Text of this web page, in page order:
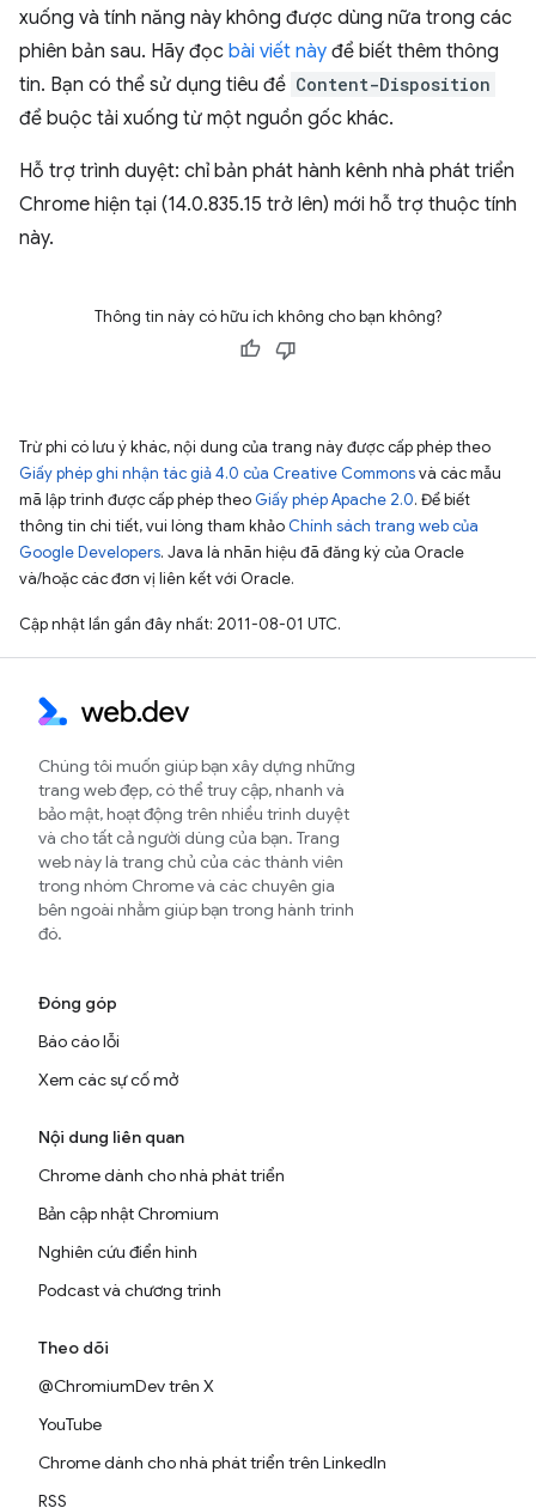
xuống và tính năng này không được dùng nữa trong các
phiên bản sau. Hãy đọc bài viết này để biết thêm thông
tin. Bạn có thể sử dụng tiêu đề Content-Disposition
để buộc tải xuống từ một nguồn gốc khác.
Hỗ trợ trình duyệt: chỉ bản phát hành kênh nhà phát triển
Chrome hiện tại (14.0.835.15 trở lên) mới hỗ trợ thuộc tính
này.
Thông tin này có hữu ích không cho bạn không?
Trừ phi có lưu ý khác, nội dung của trang này được cấp phép theo
Giấy phép ghi nhận tác giả 4.0 của Creative Commonsvà các mẫu
mã lập trình được cấp phép theo Giấy phép Apache 2.0. Để biết
thông tin chi tiết, vui lòng tham khảo Chính sách trang web của
Google Developers. Java là nhãn hiệu đã đăng ký của Oracle
và/hoặc các đơn vị liên kết với Oracle.
Cập nhật lần gần đây nhất: 2011-08-01 UTC.
Chúng tôi muốn giúp bạn xây dựng những
trang web đẹp, có thể truy cập, nhanh và
bảo mật, hoạt động trên nhiều trình duyệt
và cho tất cả người dùng của bạn. Trang
web này là trang chủ của các thành viên
trong nhóm Chrome và các chuyên gia
bên ngoài nhằm giúp bạn trong hành trình
đó.
Đóng góp
Báo cáo lỗi
Xem các sự cố mở
Nội dung liên quan
Chrome dành cho nhà phát triển
Bản cập nhật Chromium
Nghiên cứu điển hình
Podcast và chương trình
Theo dõi
@ChromiumDev trên X
YouTube
Chrome dành cho nhà phát triển trên LinkedIn
RSS